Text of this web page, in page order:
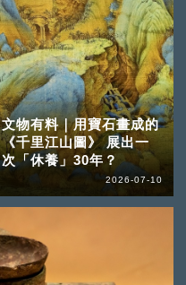
文物有料｜用寶石畫成的
《千里江山圖》 展出一
次「休養」30年？
2026-07-10